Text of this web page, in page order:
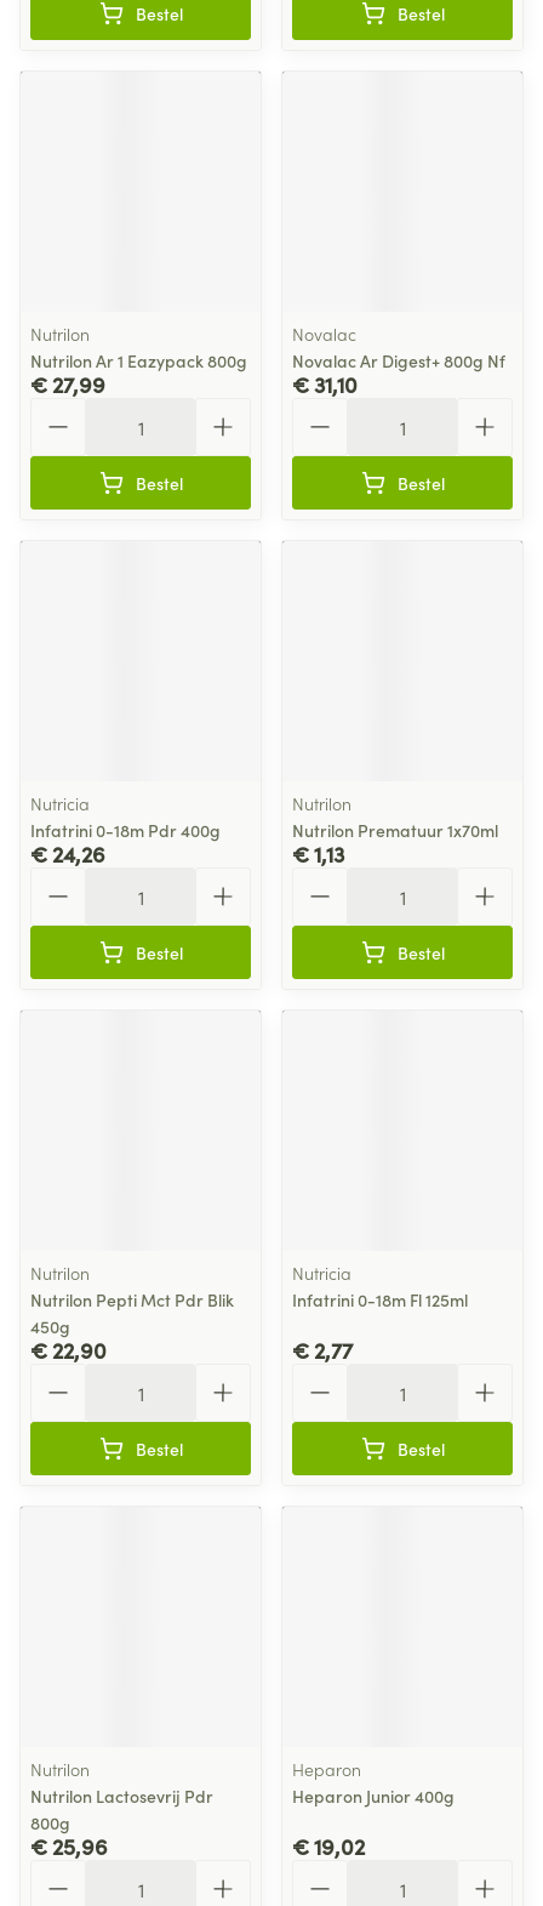
Bestel Bestel
Nutrilon
Nutrilon Ar 1 Eazypack 800g
€ 27,99
Bestel
Novalac
Novalac Ar Digest+ 800g Nf
€ 31,10
Bestel
Nutricia
Infatrini 0-18m Pdr 400g
€ 24,26
Bestel
Nutrilon
Nutrilon Prematuur 1x70ml
€ 1,13
Bestel
Nutrilon
Nutrilon Pepti Mct Pdr Blik
450g
€ 22,90
Bestel
Nutricia
Infatrini 0-18m Fl 125ml
€ 2,77
Bestel
Nutrilon
Nutrilon Lactosevrij Pdr
800g
€ 25,96
Heparon
Heparon Junior 400g
€ 19,02